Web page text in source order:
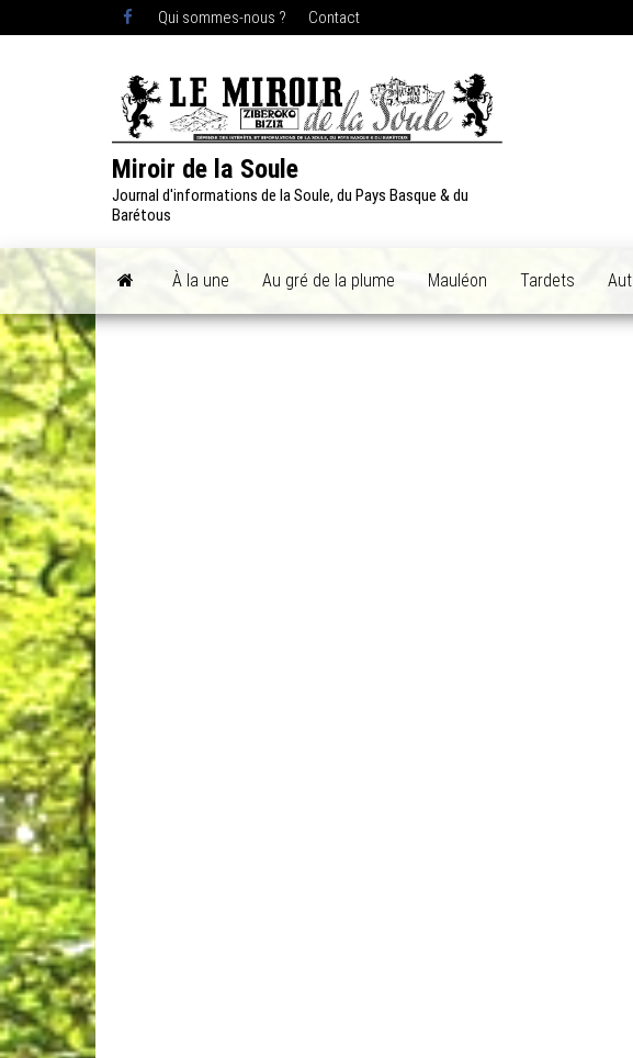
Qui sommes-nous ? Contact
Miroir de la Soule
Journal d'informations de la Soule, du Pays Basque & du
Barétous
À la une Au gré de la plume Mauléon Tardets